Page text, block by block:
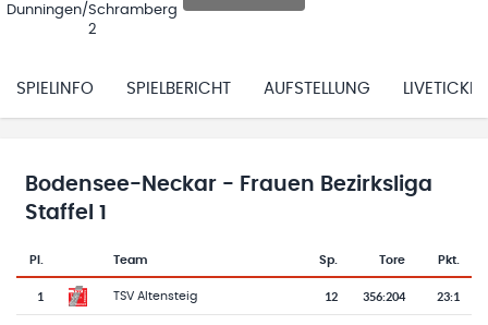
Dunningen/Schramberg
2
SPIELINFO SPIELBERICHT AUFSTELLUNG LIVETICKER
Bodensee-Neckar - Frauen Bezirksliga
Staffel 1
Tabelle mit Vereinsplatzierungen, Spielen, Toren und Punkten
Pl.
Team-Logo
Team Sp. Tore Pkt.
1 TSV Altensteig 12 356:204 23:1